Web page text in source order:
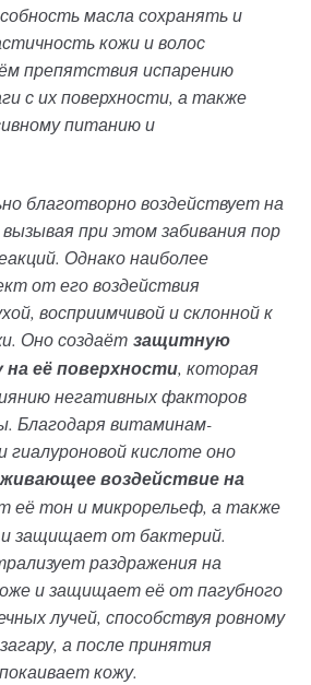
масла сохранять и
кожи и волос
препятствия испарению
с их поверхности, а также
питанию и
благотворно воздействует на
при этом забивания пор
Однако наиболее
от его воздействия
восприимчивой и склонной к
Оно создаёт защитную
её поверхности, которая
негативных факторов
Благодаря витаминам-
кислоте оно
воздействие на
её тон и микрорельеф, а также
защищает от бактерий.
раздражения на
и защищает её от пагубного
лучей, способствуя ровному
а после принятия
кожу.